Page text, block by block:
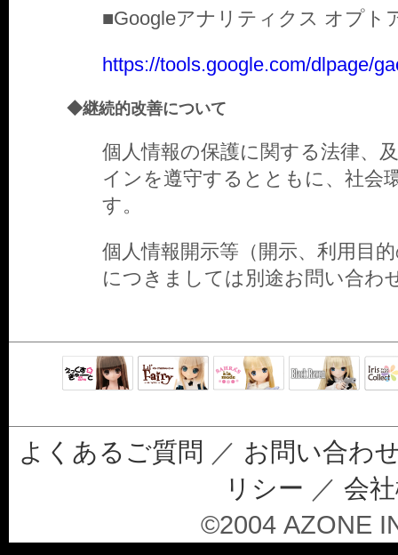
■Googleアナリティクス オプト
https://tools.google.com/dlpage/
◆継続的改善について
個人情報の保護に関する法律、
インを遵守するとともに、社会
す。
個人情報開示等（開示、利用目
につきましては別途お問い合わ
よくあるご質問 ／ お問い合わ
リシー ／ 会
©2004 AZONE